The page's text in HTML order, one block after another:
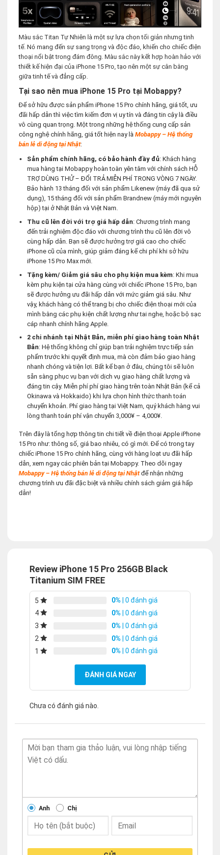
Màu sắc Titan Tự Nhiên là một sự lựa chọn tối giản nhưng tinh
tế. Nó mang đến sự sang trọng và độc đáo, khiến cho chiếc điện
thoại nổi bật trong đám đông. Màu sắc này kết hợp hoàn hảo với
thiết kế hiện đại của iPhone 15 Pro, tạo nên một sự cân bằng
giữa tinh tế và đẳng cấp.
Tại sao nên mua iPhone 15 Pro tại Mobappy?
Để sở hữu được sản phẩm iPhone 15 Pro chính hãng, giá tốt, ưu
đãi hấp dẫn thì việc tìm kiếm đơn vị uy tín và đáng tin cậy là điều
vô cùng quan trọng. Một trong những hệ thống cung cấp sản
công nghệ chính hãng, giá tốt hiện nay là Mobappy – Hệ thống
bán lẻ di động tại Nhật:
Sản phẩm chính hãng, có bảo hành đầy đủ: Khách hàng
mua hàng tại Mobappy hoàn toàn yên tâm với chính sách HỖ
TRỢ DÙNG THỬ – ĐỔI TRẢ MIỄN PHÍ TRONG VÒNG 7 NGÀY.
Bảo hành 13 tháng đối với sản phẩm Likenew (máy đã qua sử
dụng), 15 tháng đối với sản phẩm Brandnew (máy mới nguyên
hộp) tại ở Nhật Bản và Việt Nam.
Thu cũ lên đời với trợ giá hấp dẫn: Chương trình mang
đến trải nghiệm độc đáo với chương trình thu cũ lên đời vô
cùng hấp dẫn. Bạn sẽ được hưởng trợ giá cao cho chiếc
iPhone cũ của mình, giúp giảm đáng kể chi phí khi sở hữu
iPhone 15 Pro Max mới.
Tặng kèm/ Giảm giá sâu cho phụ kiện mua kèm: Khi mua
kèm phụ kiện tại cửa hàng cùng với chiếc iPhone 15 Pro, bạn
sẽ được hưởng ưu đãi hấp dẫn với mức giảm giá sâu. Như
vậy, khách hàng có thể trang bị cho chiếc điện thoại mới của
mình bằng các phụ kiện chất lượng như tai nghe, hoặc bộ sạc
cáp nhanh chính hãng Apple.
2 chi nhánh tại Nhật Bản, miễn phí giao hàng toàn Nhật
Bản: Hệ thống không chỉ giúp bạn trải nghiệm trực tiếp sản
phẩm trước khi quyết định mua, mà còn đảm bảo giao hàng
nhanh chóng và tiện lợi. Bất kể bạn ở đâu, chúng tôi sẽ luôn
sẵn sàng phục vụ bạn với dịch vụ giao hàng chất lượng và
đáng tin cậy. Miễn phí phí giao hàng trên toàn Nhật Bản (kể cả
Okinawa và Hokkaido) khi lựa chọn hình thức thanh toán
chuyển khoản. Phí giao hàng tại Việt Nam, quý khách hàng vui
lòng thanh toán phí vận chuyển 3,000¥ – 4,000¥.
Trên đây là tổng hợp thông tin chi tiết về điện thoại Apple iPhone
15 Pro như: thông số, giá bao nhiêu, có gì mới. Để có trong tay
chiếc iPhone 15 Pro chính hãng, cùng với hàng loạt ưu đãi hấp
dẫn, xem ngay các phiên bản tại Mobappy. Theo dõi ngay
Mobappy – Hệ thống bán lẻ di động tại Nhậtđể nhận những
chương trình ưu đãi đặc biệt và nhiều chính sách giảm giá hấp
dẫn!
Review iPhone 15 Pro 256GB Black
Titanium SIM FREE
5 0% | 0 đánh giá
4
0% | 0 đánh giá
3
0% | 0 đánh giá
2
0% | 0 đánh giá
1
0% | 0 đánh giá
ĐÁNH GIÁ NGAY
Chưa có đánh giá nào.
Anh Chị